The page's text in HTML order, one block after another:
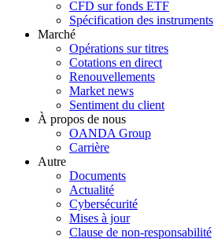
CFD sur fonds ETF
Spécification des instruments
Marché
Opérations sur titres
Cotations en direct
Renouvellements
Market news
Sentiment du client
À propos de nous
OANDA Group
Carrière
Autre
Documents
Actualité
Cybersécurité
Mises à jour
Clause de non-responsabilité